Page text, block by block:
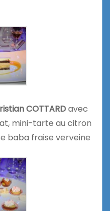
COTTARDavec
mini-tarte au citron
baba fraise verveine